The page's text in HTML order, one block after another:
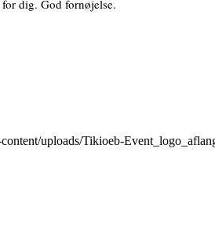
dig. God fornøjelse.
uploads/Tikioeb-